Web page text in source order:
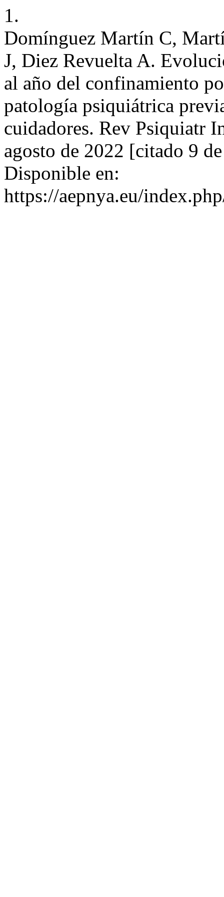
1.
Domínguez Martín C,
J, Diez Revuelta A.
al año del confinamiento
patología psiquiátrica
cuidadores. Rev Psiquiatr
agosto de 2022 [citado 9
Disponible en:
https://aepnya.eu/